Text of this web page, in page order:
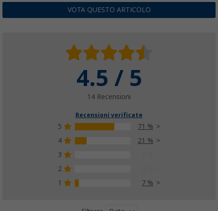
VOTA QUESTO ARTICOLO
4.5 / 5
14 Recensioni
Recensioni verificate
5
71 %
4
21 %
3
2
1
7 %